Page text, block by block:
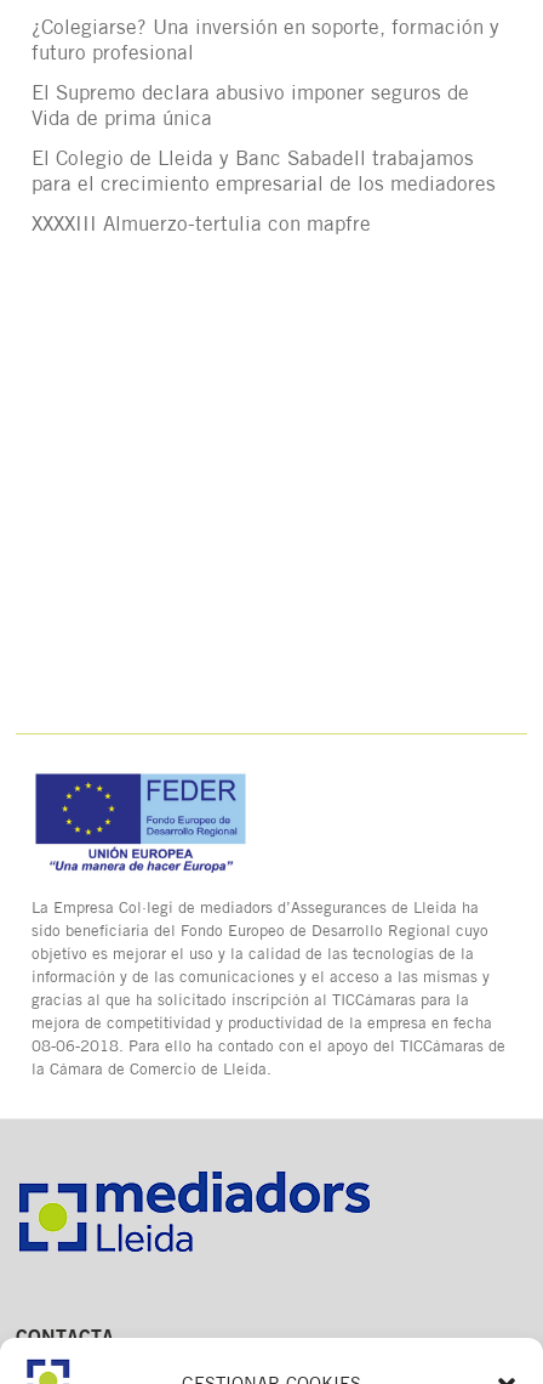
¿Colegiarse? Una inversión en soporte, formación y
futuro profesional
El Supremo declara abusivo imponer seguros de
Vida de prima única
El Colegio de Lleida y Banc Sabadell trabajamos
para el crecimiento empresarial de los mediadores
XXXXIII Almuerzo-tertulia con mapfre
La Empresa Col·legi de mediadors d’Assegurances de Lleida ha
sido beneficiaria del Fondo Europeo de Desarrollo Regional cuyo
objetivo es mejorar el uso y la calidad de las tecnologías de la
información y de las comunicaciones y el acceso a las mismas y
gracias al que ha solicitado inscripción al TICCámaras para la
mejora de competitividad y productividad de la empresa en fecha
08-06-2018. Para ello ha contado con el apoyo del TICCámaras de
la Cámara de Comercio de Lleida.
CONTACTA
Av. Dr. Fleming, 15,